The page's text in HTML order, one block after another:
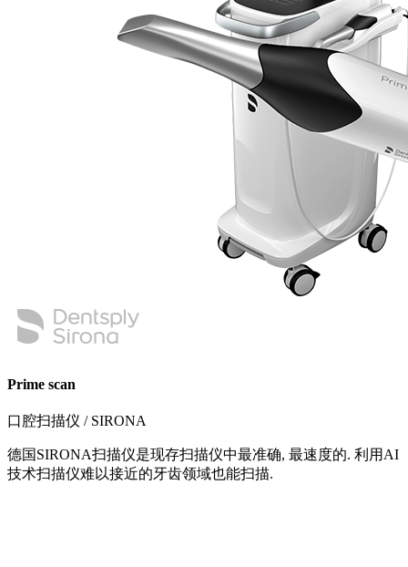
Prime scan
口腔扫描仪 / SIRONA
德国SIRONA扫描仪是现存扫描仪中最准确, 最速度的. 利用AI
技术扫描仪难以接近的牙齿领域也能扫描.